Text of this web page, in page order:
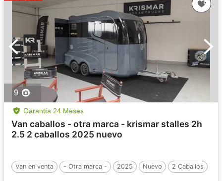
9
Garantía 24 Meses
Van caballos - otra marca - krismar stalles 2h
2.5 2 caballos 2025 nuevo
Van en venta - Otra marca - 2025 Nuevo 2 Caballos